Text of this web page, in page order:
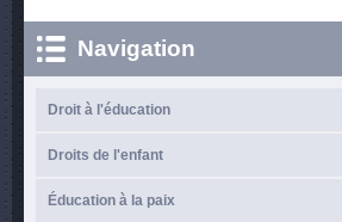
Navigation
Droit à l'éducation
Droits de l'enfant
Éducation à la paix